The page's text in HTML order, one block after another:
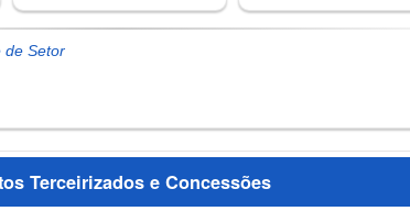
Terceirizados e Concessões